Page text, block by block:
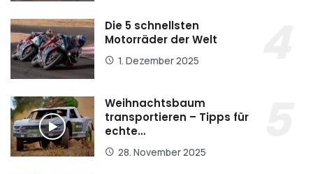
Die 5 schnellsten
Motorräder der Welt
1. Dezember 2025
Weihnachtsbaum
transportieren – Tipps für
echte…
28. November 2025